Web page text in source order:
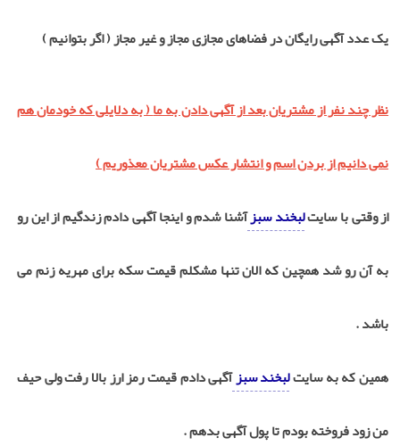
یک عدد آگهی رایگان در فضاهای مجازی مجاز و غیر مجاز ( اگر بتوانیم )
نظر چند نفر از مشتریان بعد از آگهی دادن به ما( به دلایلی که خودمان هم
نمی دانیم از بردن اسم و انتشار عکس مشتریان معذوریم )
از وقتی با سایتلبخند سبزآشنا شدم و اینجا آگهی دادم زندگیم از این رو
به آن رو شد همچین که الان تنها مشکلم قیمت سکه برای مهریه زنم می
باشد .
همین که به سایتلبخند سبزآگهی دادم قیمت رمز ارز بالا رفت ولی حیف
من زود فروخته بودم تا پول آگهی بدهم .